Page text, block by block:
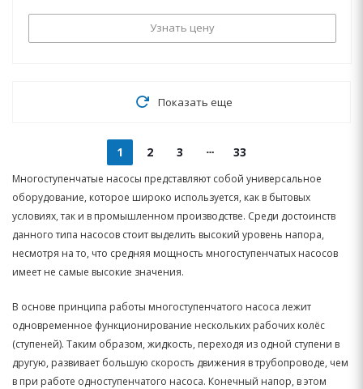
Узнать цену
Показать еще
1 2 3 33
Многоступенчатые насосы представляют собой универсальное
оборудование, которое широко используется, как в бытовых
условиях, так и в промышленном производстве. Среди достоинств
данного типа насосов стоит выделить высокий уровень напора,
несмотря на то, что средняя мощность многоступенчатых насосов
имеет не самые высокие значения.
В основе принципа работы многоступенчатого насоса лежит
одновременное функционирование нескольких рабочих колёс
(ступеней). Таким образом, жидкость, переходя из одной ступени в
другую, развивает большую скорость движения в трубопроводе, чем
в при работе одноступенчатого насоса. Конечный напор, в этом